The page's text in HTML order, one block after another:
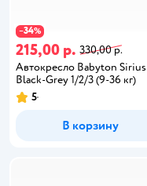
−34%
215,00 р. 330,00 р.
Автокресло Babyton Sirius
Black-Grey 1/2/3 (9-36 кг)
5
В корзину